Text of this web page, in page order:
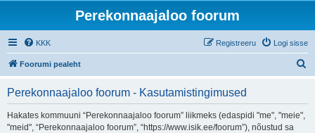
Perekonnaajaloo foorum
KKK Logi sisse
Registreeru
Foorumi pealeht
Perekonnaajaloo foorum - Kasutamistingimused
Hakates kommuuni “Perekonnaajaloo foorum” liikmeks (edaspidi "me", "meie",
"meid", “Perekonnaajaloo foorum”, “https://www.isik.ee/foorum”), nõustud sa